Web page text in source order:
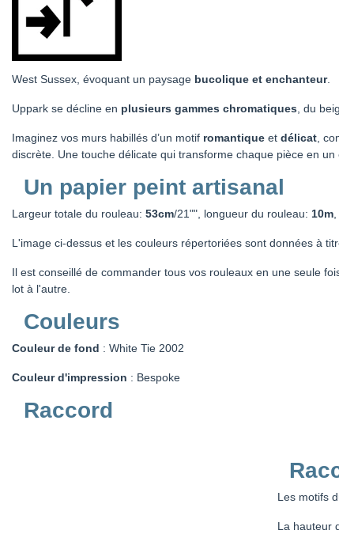
West Sussex, évoquant un paysage bucolique et enchanteur.
Uppark se décline en plusieurs gammes chromatiques, du
Imaginez vos murs habillés d’un motif romantique et délicat,
discrète. Une touche délicate qui transforme chaque pièce en un
Un papier peint artisanal
Largeur totale du rouleau: 53cm/21"", longueur du rouleau: 10m
L'image ci-dessus et les couleurs répertoriées sont données à
Il est conseillé de commander tous vos rouleaux en une seule
lot à l'autre.
Couleurs
Couleur de fond : White Tie 2002
Couleur d'impression : Bespoke
Raccord
Les motifs
La hauteur